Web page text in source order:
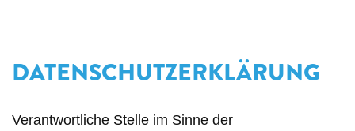
DATENSCHUTZERKLÄRUNG
Verantwortliche Stelle im Sinne der